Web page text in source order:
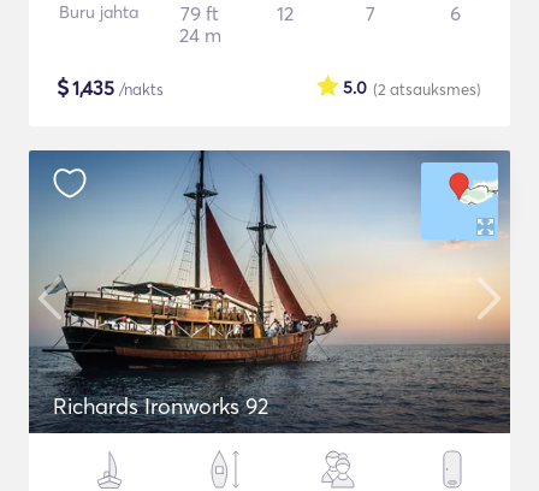
Buru jahta
79 ft
24 m
12 7 6
$1,435 /nakts (2 atsauksmes)
5.0
Richards Ironworks 92